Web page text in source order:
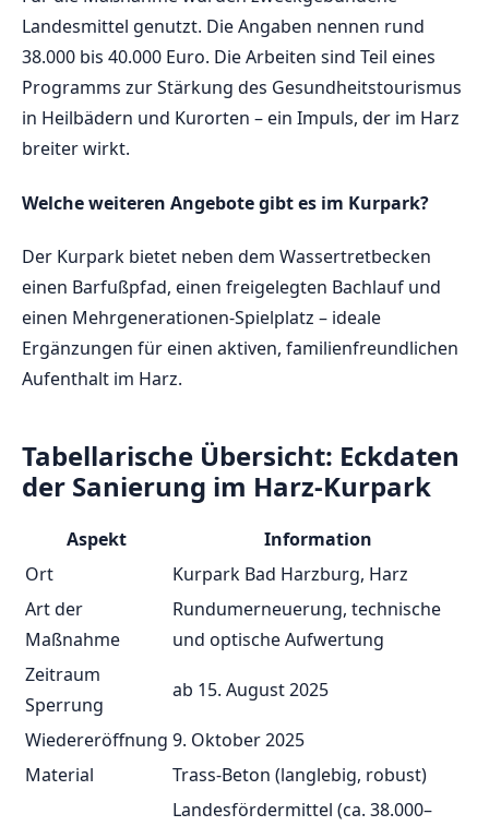
Landesmittel genutzt. Die Angaben nennen rund
38.000 bis 40.000 Euro. Die Arbeiten sind Teil eines
Programms zur Stärkung des Gesundheitstourismus
in Heilbädern und Kurorten – ein Impuls, der im Harz
breiter wirkt.
Welche weiteren Angebote gibt es im Kurpark?
Der Kurpark bietet neben dem Wassertretbecken
einen Barfußpfad, einen freigelegten Bachlauf und
einen Mehrgenerationen-Spielplatz – ideale
Ergänzungen für einen aktiven, familienfreundlichen
Aufenthalt im Harz.
Tabellarische Übersicht: Eckdaten
der Sanierung im Harz-Kurpark
Aspekt
Information
Ort
Kurpark Bad Harzburg, Harz
Art der
Maßnahme
Rundumerneuerung, technische
und optische Aufwertung
Zeitraum
Sperrung
ab 15. August 2025
Wiedereröffnung 9. Oktober 2025
Material
Trass-Beton (langlebig, robust)
Landesfördermittel (ca. 38.000–